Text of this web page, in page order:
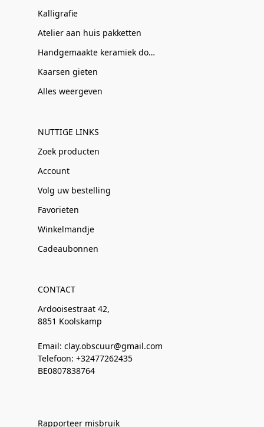
Kalligrafie
Atelier aan huis pakketten
Handgemaakte keramiek door Clay-Obscuur
Kaarsen gieten
Alles weergeven
NUTTIGE LINKS
Zoek producten
Account
Volg uw bestelling
Favorieten
Winkelmandje
Cadeaubonnen
CONTACT
Ardooisestraat 42,
8851 Koolskamp
Email: clay.obscuur@gmail.com
Telefoon: +32477262435
BE0807838764
Rapporteer misbruik